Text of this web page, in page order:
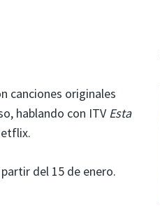
canciones originales
hablando con ITV Esta
del 15 de enero.